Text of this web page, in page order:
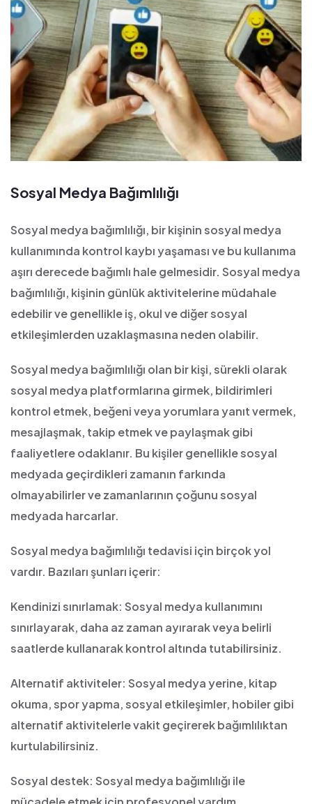
Sosyal Medya Bağımlılığı
Sosyal medya bağımlılığı, bir kişinin sosyal medya
kullanımında kontrol kaybı yaşaması ve bu kullanıma
aşırı derecede bağımlı hale gelmesidir. Sosyal medya
bağımlılığı, kişinin günlük aktivitelerine müdahale
edebilir ve genellikle iş, okul ve diğer sosyal
etkileşimlerden uzaklaşmasına neden olabilir.
Sosyal medya bağımlılığı olan bir kişi, sürekli olarak
sosyal medya platformlarına girmek, bildirimleri
kontrol etmek, beğeni veya yorumlara yanıt vermek,
mesajlaşmak, takip etmek ve paylaşmak gibi
faaliyetlere odaklanır. Bu kişiler genellikle sosyal
medyada geçirdikleri zamanın farkında
olmayabilirler ve zamanlarının çoğunu sosyal
medyada harcarlar.
Sosyal medya bağımlılığı tedavisi için birçok yol
vardır. Bazıları şunları içerir:
Kendinizi sınırlamak: Sosyal medya kullanımını
sınırlayarak, daha az zaman ayırarak veya belirli
saatlerde kullanarak kontrol altında tutabilirsiniz.
Alternatif aktiviteler: Sosyal medya yerine, kitap
okuma, spor yapma, sosyal etkileşimler, hobiler gibi
alternatif aktivitelerle vakit geçirerek bağımlılıktan
kurtulabilirsiniz.
Sosyal destek: Sosyal medya bağımlılığı ile